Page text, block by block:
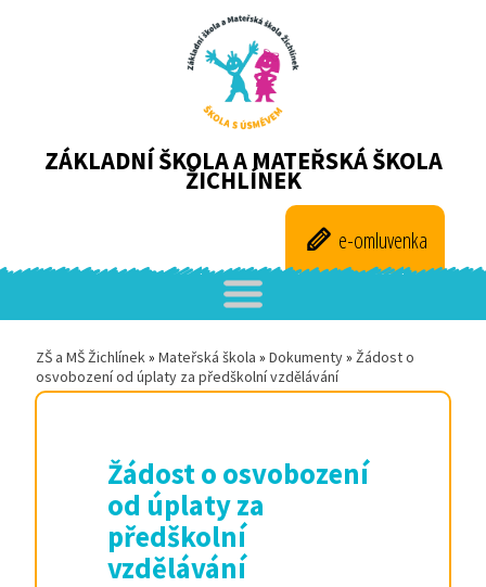
ZÁKLADNÍ ŠKOLA A MATEŘSKÁ ŠKOLA
ŽICHLÍNEK
e-omluvenka
ZŠ a MŠ Žichlínek» Mateřská škola » Dokumenty» Žádost o
osvobození od úplaty za předškolní vzdělávání
Žádost o osvobození
od úplaty za
předškolní
vzdělávání